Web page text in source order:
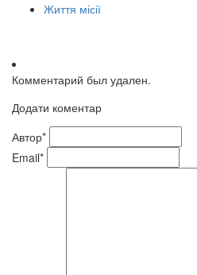
Життя місії
Комментарий был удален.
Додати коментар
Автор*
Email*